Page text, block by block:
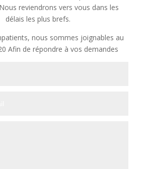
reviendrons vers vous dans les
délais les plus brefs.
nous sommes joignables au
Afin de répondre à vos demandes